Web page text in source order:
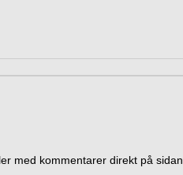
med kommentarer direkt på sidan.